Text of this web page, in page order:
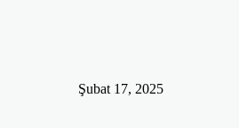
Şubat 17, 2025